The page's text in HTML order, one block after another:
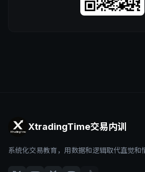
XtradingTime交易内训
系统化交易教育，用数据和逻辑取代直觉和